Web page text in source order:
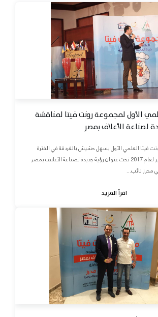
الأول لمجموعة رونت فيتا لمناقشة
لصناعة الأعلاف بمصر
فيتا العلمي الأول بسهل حشيش بالغردقة في الفترة
من 11 – 15 نوفمبر لعام 2017 تحت عنوان رؤية جديدة لصناعة الأعلاف بمصر
محرز نائب...
اقرأ المزيد